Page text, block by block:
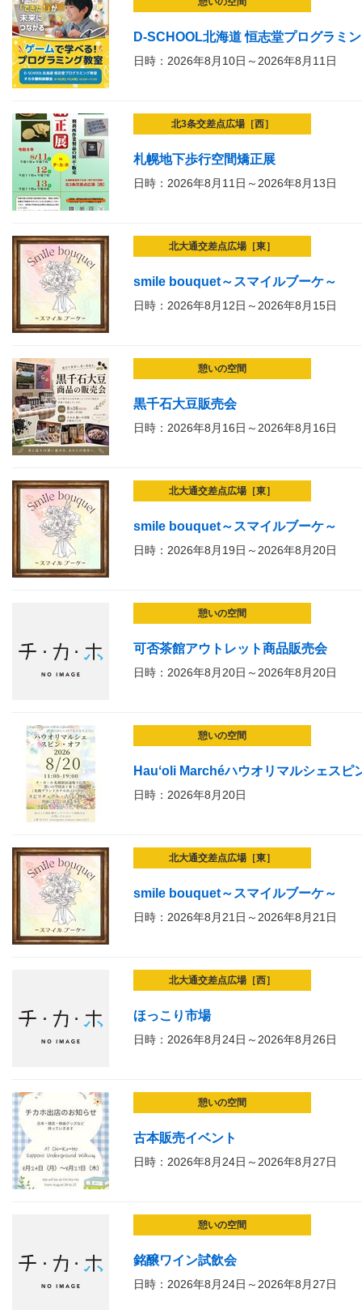
D-SCHOOL北海道 恒志堂プログラミ
日時：2026年8月10日～2026年8月11日
北3条交差点広場［西］
札幌地下歩行空間矯正展
日時：2026年8月11日～2026年8月13日
北大通交差点広場［東］
smile bouquet～スマイルブーケ～
日時：2026年8月12日～2026年8月15日
憩いの空間
黒千石大豆販売会
日時：2026年8月16日～2026年8月16日
北大通交差点広場［東］
smile bouquet～スマイルブーケ～
日時：2026年8月19日～2026年8月20日
憩いの空間
可否茶館アウトレット商品販売会
日時：2026年8月20日～2026年8月20日
憩いの空間
Hauʻoli Marchéハウオリマルシェスピ
日時：2026年8月20日
北大通交差点広場［東］
smile bouquet～スマイルブーケ～
日時：2026年8月21日～2026年8月21日
北大通交差点広場［西］
ほっこり市場
日時：2026年8月24日～2026年8月26日
憩いの空間
古本販売イベント
日時：2026年8月24日～2026年8月27日
憩いの空間
銘醸ワイン試飲会
日時：2026年8月24日～2026年8月27日